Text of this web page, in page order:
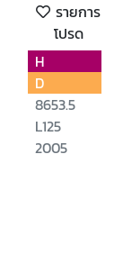
รายการ
โปรด
H
D
8653.5
L125
2005